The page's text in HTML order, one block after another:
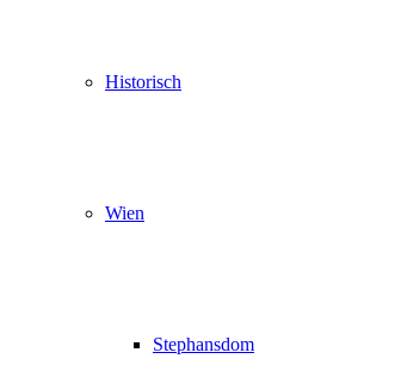
Historisch
Wien
Stephansdom